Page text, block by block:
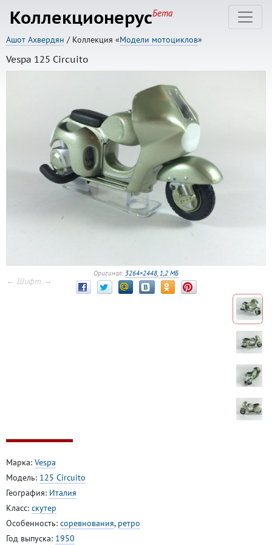
КоллекционерусБета
Ашот Ахвердян / Коллекция «Модели мотоциклов»
Vespa 125 Circuito
Оригинал: 3264×2448, 1,2 МБ
← Шифт →
Марка: Vespa
Модель: 125 Circuito
География: Италия
Класс: скутер
Особенность: соревнования, ретро
Год выпуска: 1950